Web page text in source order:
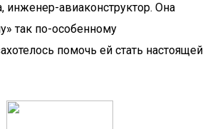
авиаконструктор. Она
так по-особенному
помочь ей стать настоящей